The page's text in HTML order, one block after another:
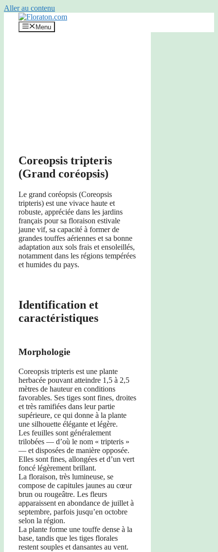
Aller au contenu
Menu
Coreopsis tripteris
(Grand coréopsis)
Le grand coréopsis (Coreopsis
tripteris) est une vivace haute et
robuste, appréciée dans les jardins
français pour sa floraison estivale
jaune vif, sa capacité à former de
grandes touffes aériennes et sa bonne
adaptation aux sols frais et ensoleillés,
notamment dans les régions tempérées
et humides du pays.
Identification et
caractéristiques
Morphologie
Coreopsis tripteris est une plante
herbacée pouvant atteindre 1,5 à 2,5
mètres de hauteur en conditions
favorables. Ses tiges sont fines, droites
et très ramifiées dans leur partie
supérieure, ce qui donne à la plante
une silhouette élégante et légère.
Les feuilles sont généralement
trilobées — d’où le nom « tripteris »
— et disposées de manière opposée.
Elles sont fines, allongées et d’un vert
foncé légèrement brillant.
La floraison, très lumineuse, se
compose de capitules jaunes au cœur
brun ou rougeâtre. Les fleurs
apparaissent en abondance de juillet à
septembre, parfois jusqu’en octobre
selon la région.
La plante forme une touffe dense à la
base, tandis que les tiges florales
restent souples et dansantes au vent.